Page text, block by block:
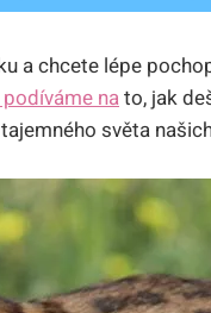
a chcete lépe
nato, jak
světa